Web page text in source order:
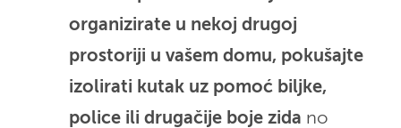
organizirate u nekoj drugoj
prostoriji u vašem domu, pokušajte
izolirati kutak uz pomoć biljke,
police ili drugačije boje zida no